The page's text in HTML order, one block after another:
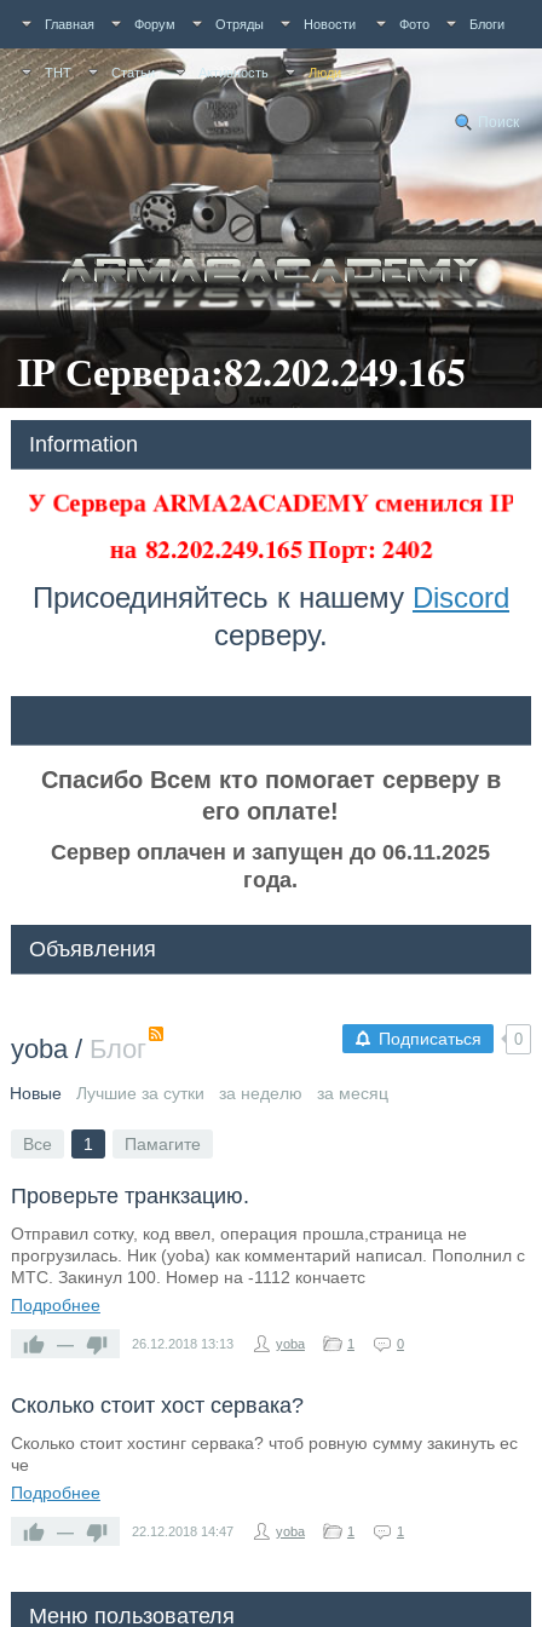
Главная Форум Отряды Новости Фото Блоги
ТНТ Статьи Активность Люди
Поиск
IP Сервера:82.202.249.165
Information
У Сервера ARMA2ACADEMY сменился IP
на 82.202.249.165 Порт: 2402
Присоединяйтесь к нашему Discord
серверу.
Спасибо Всем кто помогает серверу в
его оплате!
Сервер оплачен и запущен до 06.11.2025
года.
Объявления
Подписаться 0
yoba/ Блог
Новые Лучшие за сутки за неделю за месяц
Все 1 Памагите
Проверьте транкзацию.
Отправил сотку, код ввел, операция прошла,страница не
прогрузилась. Ник (yoba) как комментарий написал. Пополнил с
МТС. Закинул 100. Номер на -1112 кончаетс
Подробнее
—
26.12.2018 13:13 yoba 1 0
Сколько стоит хост сервака?
Сколько стоит хостинг сервака? чтоб ровную сумму закинуть ес
че
Подробнее
—
22.12.2018 14:47 yoba 1 1
Меню пользователя